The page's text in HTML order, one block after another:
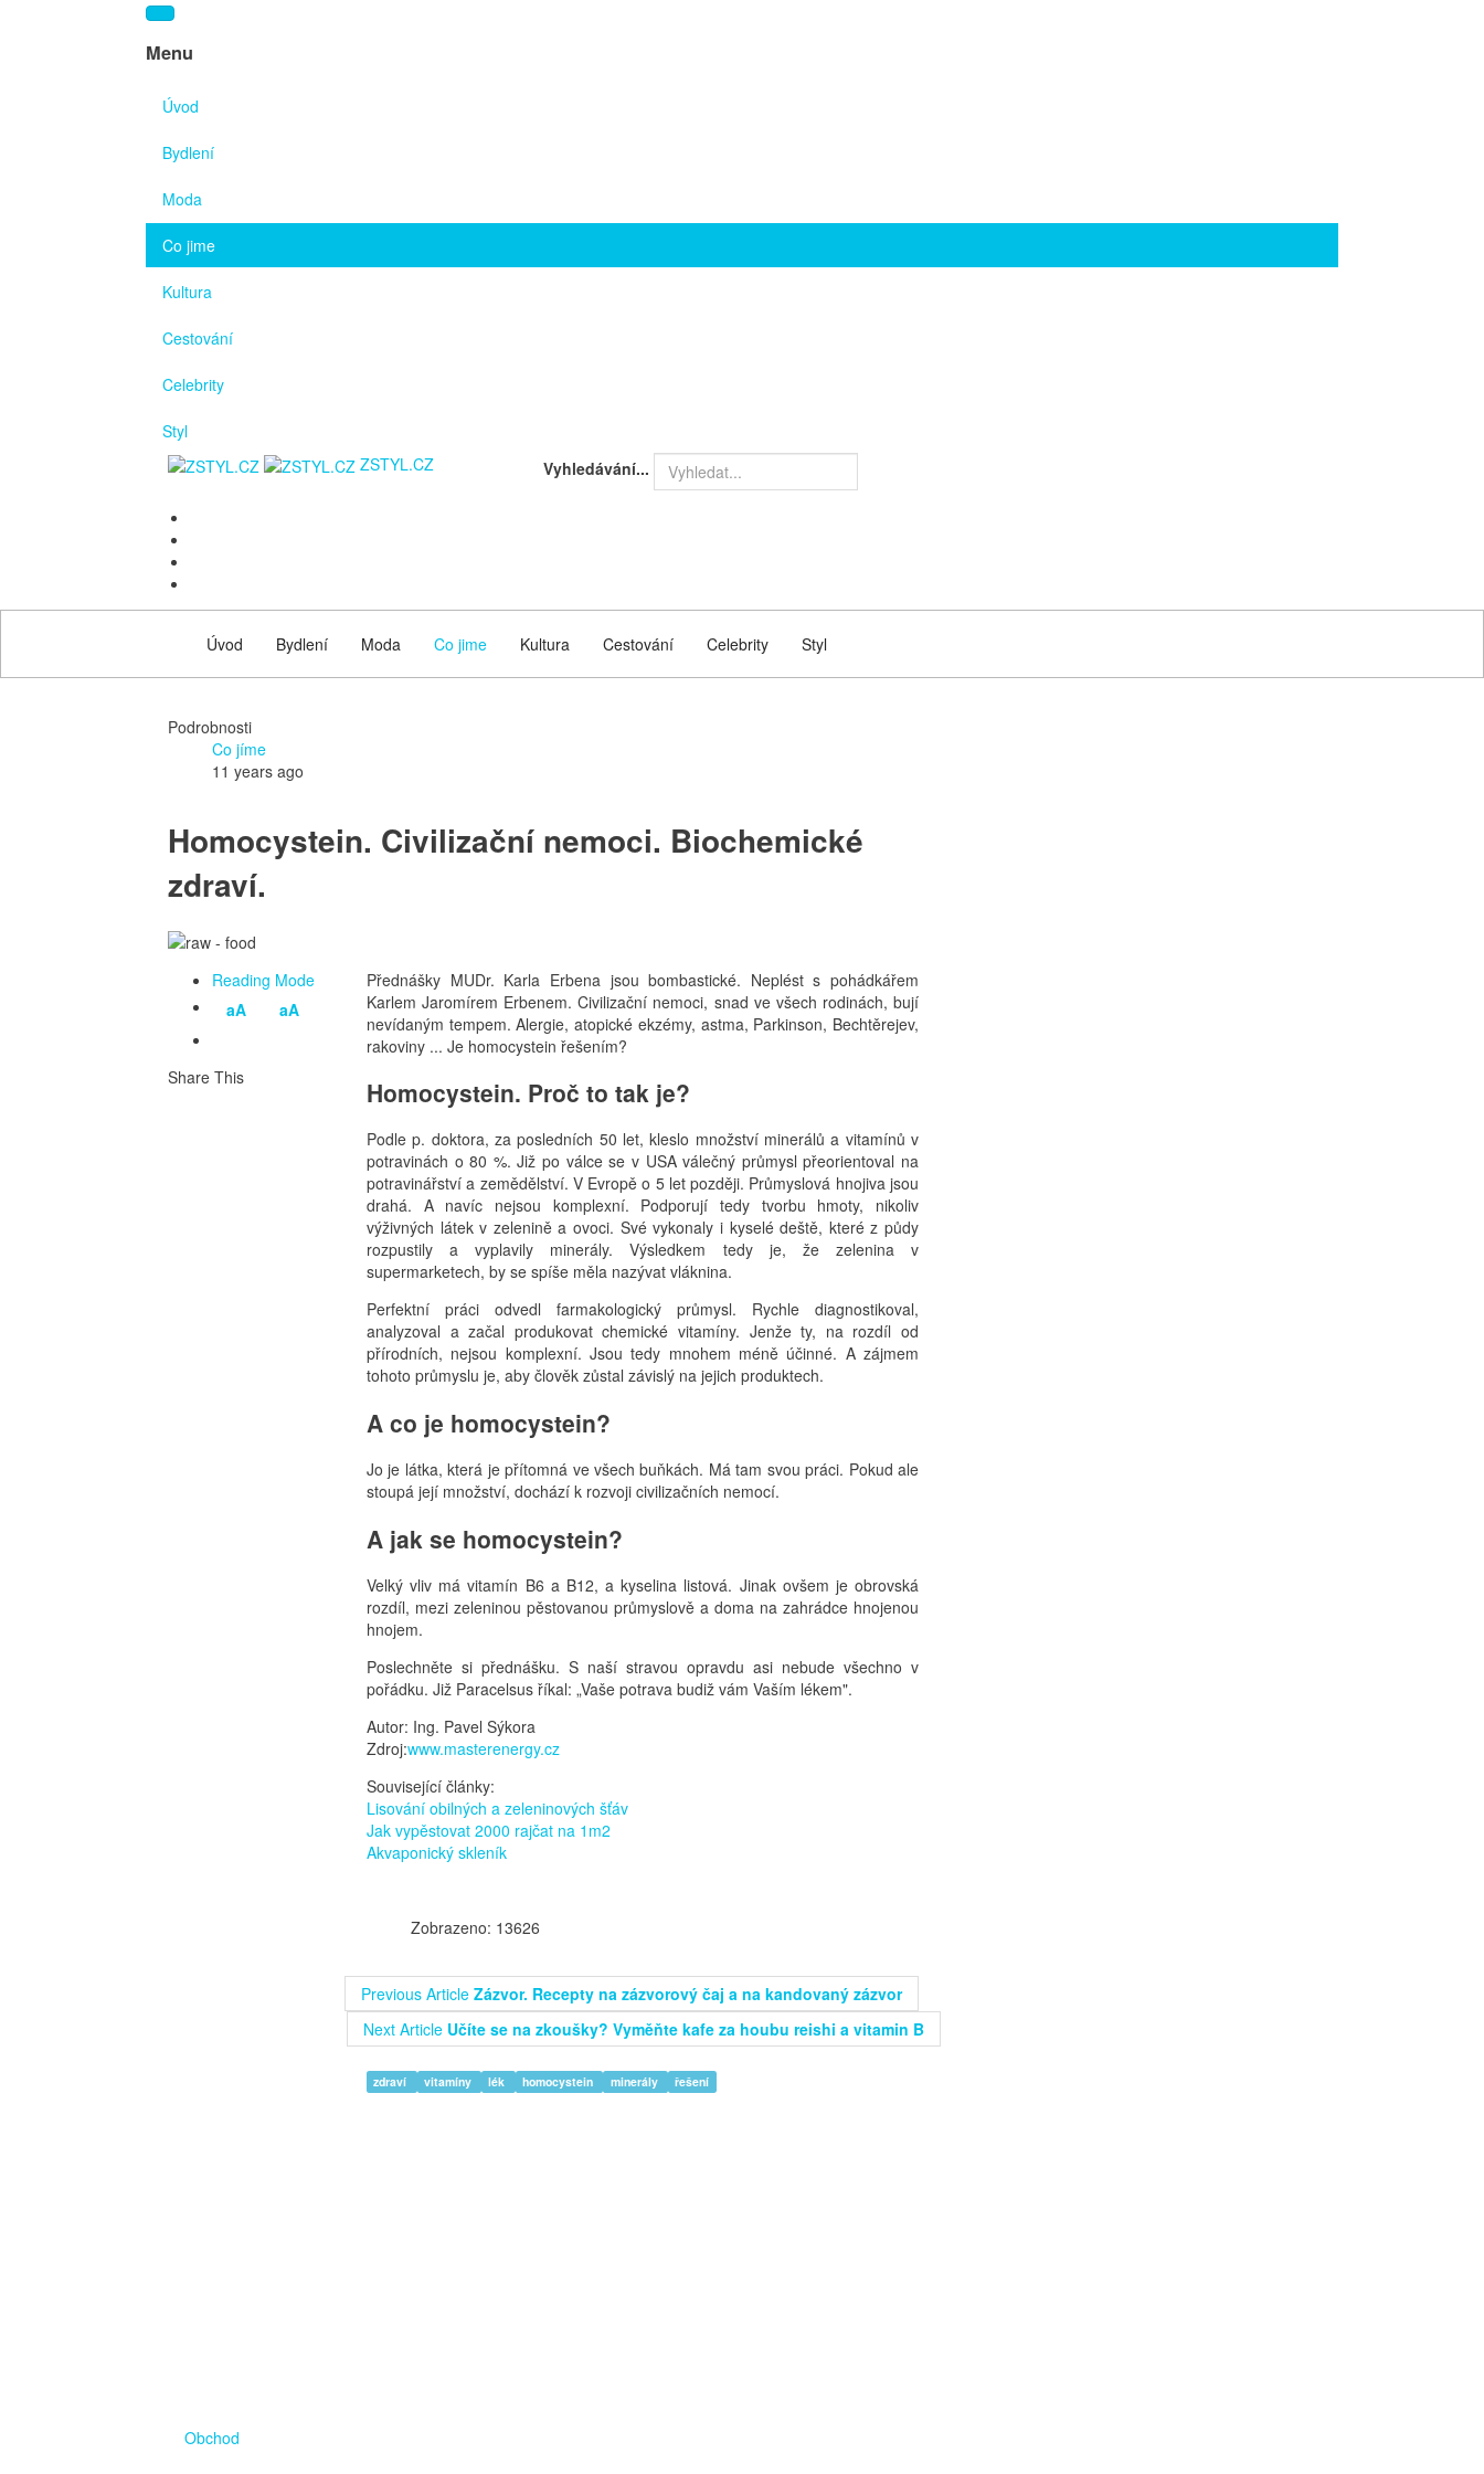
Menu
Úvod
Bydlení
Moda
Co jime
Kultura
Cestování
Celebrity
Styl
ZSTYL.CZ
Vyhledávání...
Úvod Bydlení Moda Co jime Kultura Cestování Celebrity Styl
Podrobnosti
Co jíme
11 years ago
Homocystein. Civilizační nemoci. Biochemické
zdraví.
Reading Mode
aA
aA
Share This
Přednášky MUDr. Karla Erbena jsou bombastické. Neplést s pohádkářem
Karlem Jaromírem Erbenem. Civilizační nemoci, snad ve všech rodinách, bují
nevídaným tempem. Alergie, atopické ekzémy, astma, Parkinson, Bechtěrejev,
rakoviny ... Je homocystein řešením?
Homocystein. Proč to tak je?
Podle p. doktora, za posledních 50 let, kleslo množství minerálů a vitamínů v
potravinách o 80 %. Již po válce se v USA válečný průmysl přeorientoval na
potravinářství a zemědělství. V Evropě o 5 let později. Průmyslová hnojiva jsou
drahá. A navíc nejsou komplexní. Podporují tedy tvorbu hmoty, nikoliv
výživných látek v zelenině a ovoci. Své vykonaly i kyselé deště, které z půdy
rozpustily a vyplavily minerály. Výsledkem tedy je, že zelenina v
supermarketech, by se spíše měla nazývat vláknina.
Perfektní práci odvedl farmakologický průmysl. Rychle diagnostikoval,
analyzoval a začal produkovat chemické vitamíny. Jenže ty, na rozdíl od
přírodních, nejsou komplexní. Jsou tedy mnohem méně účinné. A zájmem
tohoto průmyslu je, aby člověk zůstal závislý na jejich produktech.
A co je homocystein?
Jo je látka, která je přítomná ve všech buňkách. Má tam svou práci. Pokud ale
stoupá její množství, dochází k rozvoji civilizačních nemocí.
A jak se homocystein?
Velký vliv má vitamín B6 a B12, a kyselina listová. Jinak ovšem je obrovská
rozdíl, mezi zeleninou pěstovanou průmyslově a doma na zahrádce hnojenou
hnojem.
Poslechněte si přednášku. S naší stravou opravdu asi nebude všechno v
pořádku. Již Paracelsus říkal: „Vaše potrava budiž vám Vaším lékem".
Autor: Ing. Pavel Sýkora
Zdroj:www.masterenergy.cz
Související články:
Lisování obilných a zeleninových šťáv
Jak vypěstovat 2000 rajčat na 1m2
Akvaponický skleník
Zobrazeno: 13626
Previous Article Zázvor. Recepty na zázvorový čaj a na kandovaný zázvor
Next Article Učíte se na zkoušky? Vyměňte kafe za houbu reishi a vitamin B
zdraví vitamíny lék homocystein minerály řešení
Obchod